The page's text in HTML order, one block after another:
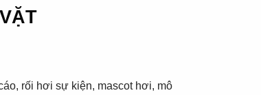
rối hơi sự kiện, mascot hơi, mô